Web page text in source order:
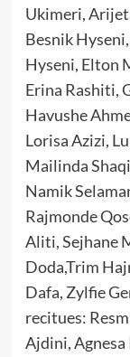
Ukimeri,
Besnik
Hyseni, Elton
Erina Rashiti,
Havushe
Lorisa Azizi,
Mailinda
Namik
Rajmonde
Aliti, Sejhane
Doda,Trim
Dafa, Zylfie
recitues:
Ajdini,